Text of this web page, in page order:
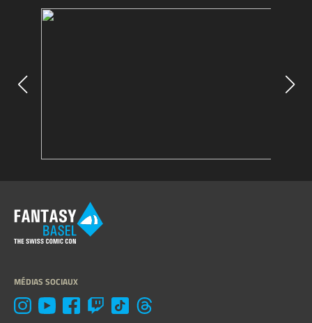
MÉDIAS SOCIAUX